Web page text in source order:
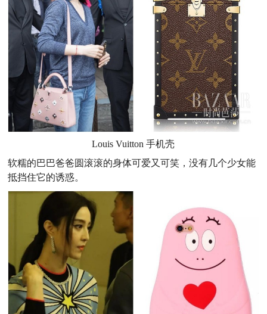
Louis Vuitton 手机壳
软糯的巴巴爸爸圆滚滚的身体可爱又可笑，没有几个少女能
抵挡住它的诱惑。